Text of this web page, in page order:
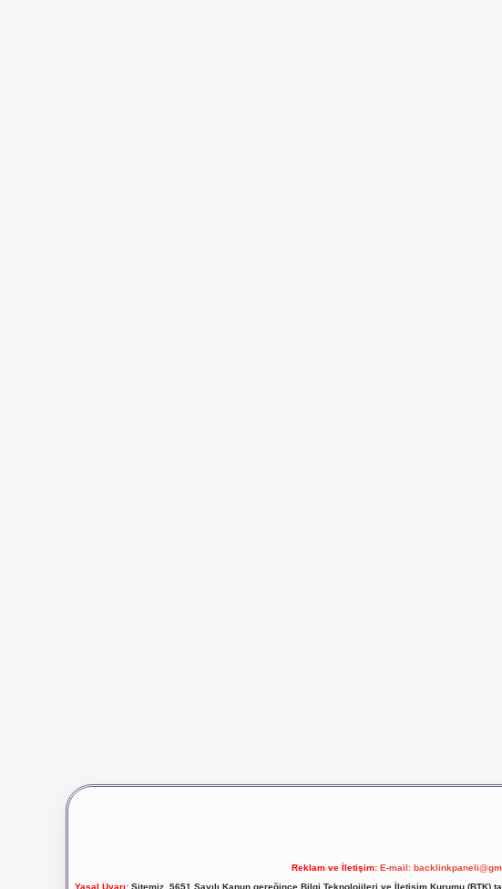
Reklam ve İletişim: E-mail:
Yasal Uyarı:Sitemiz, 5651 Sayılı Kanun gereğince Bilgi Teknolojileri ve İletişim Kurumu (BTK)